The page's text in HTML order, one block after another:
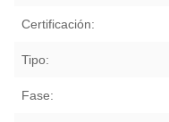
Certificación:
Tipo:
Fase: